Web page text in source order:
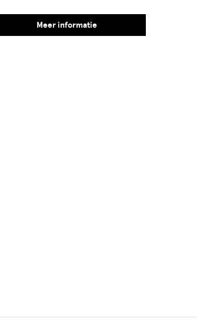
Meer informatie